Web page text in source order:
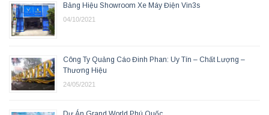
Bảng Hiệu Showroom Xe Máy Điện Vin3s
04/10/2021
Công Ty Quảng Cáo Đinh Phan: Uy Tín – Chất Lượng –
Thương Hiệu
24/05/2021